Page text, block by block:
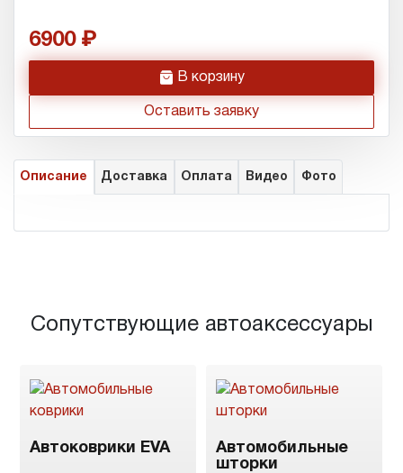
6900
h В корзину
Оставить заявку
Описание Доставка Оплата Видео Фото
Сопутствующие автоаксессуары
Автоковрики EVA
Автомобильные
шторки